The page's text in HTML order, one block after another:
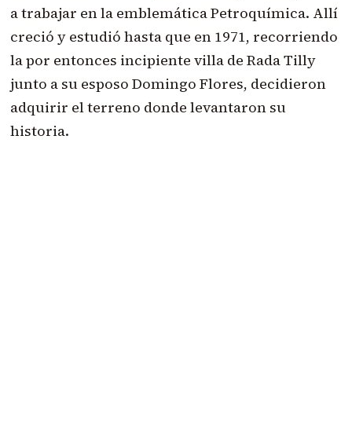
a trabajar en la emblemática Petroquímica. Allí
creció y estudió hasta que en 1971, recorriendo
la por entonces incipiente villa de Rada Tilly
junto a su esposo Domingo Flores, decidieron
adquirir el terreno donde levantaron su
historia.